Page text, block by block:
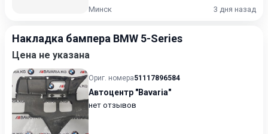
Минск 3 дня назад
Накладка бампера BMW 5-Series
Цена не указана
Ориг. номера51117896584
Автоцентр "Bavaria"
нет отзывов